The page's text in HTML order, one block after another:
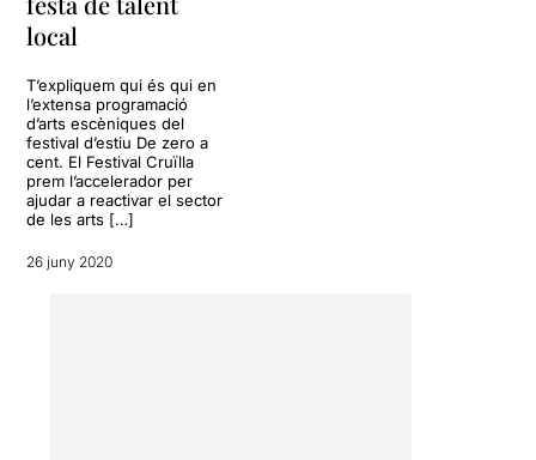
local
T’expliquem qui és qui en
l’extensa programació
d’arts escèniques del
festival d’estiu De zero a
cent. El Festival Cruïlla
prem l’accelerador per
ajudar a reactivar el sector
de les arts […]
26 juny 2020